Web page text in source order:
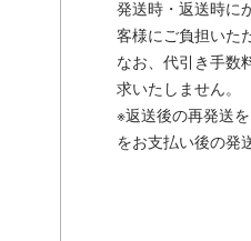
発送時・返送時に
客様にご負担いた
なお、代引き手数
求いたしません。
※返送後の再発送
をお支払い後の発